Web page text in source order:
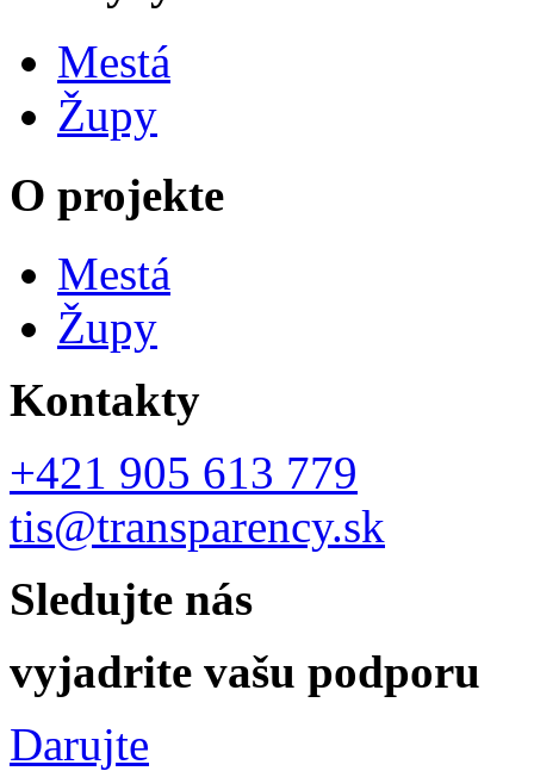
Mestá
Župy
O projekte
Mestá
Župy
Kontakty
+421 905 613 779
tis@transparency.sk
Sledujte nás
vyjadrite vašu podporu
Darujte